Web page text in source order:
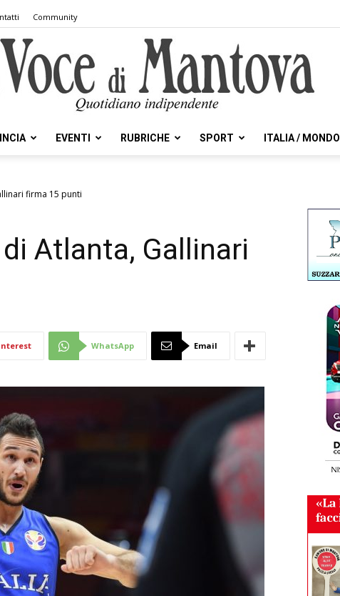
Community
Voce
EVENTI RUBRICHE SPORT ITALIA / MONDO
firma 15 punti
Atlanta, Gallinari
WhatsApp Email